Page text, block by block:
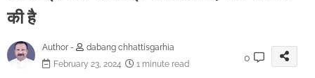
की है
Author -
dabang chhattisgarhia
February 23, 2024
1 minute read
0